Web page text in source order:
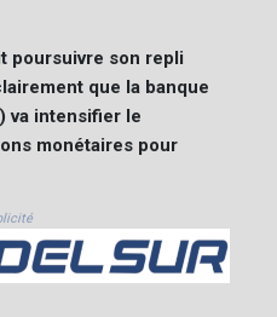
poursuivre son repli
que la banque
va intensifier le
monétaires pour